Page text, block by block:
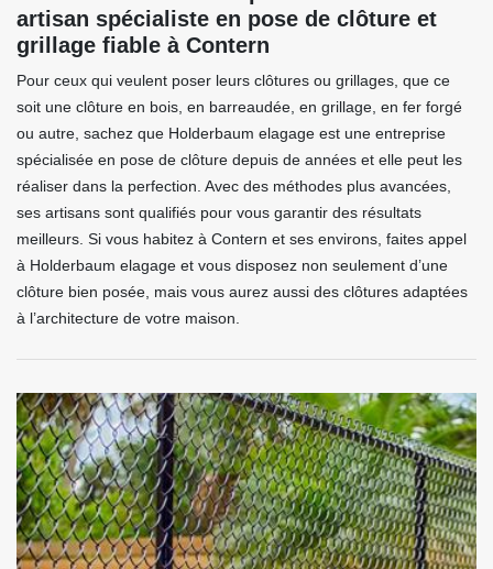
artisan spécialiste en pose de clôture et
grillage fiable à Contern
Pour ceux qui veulent poser leurs clôtures ou grillages, que ce
soit une clôture en bois, en barreaudée, en grillage, en fer forgé
ou autre, sachez que Holderbaum elagage est une entreprise
spécialisée en pose de clôture depuis de années et elle peut les
réaliser dans la perfection. Avec des méthodes plus avancées,
ses artisans sont qualifiés pour vous garantir des résultats
meilleurs. Si vous habitez à Contern et ses environs, faites appel
à Holderbaum elagage et vous disposez non seulement d’une
clôture bien posée, mais vous aurez aussi des clôtures adaptées
à l’architecture de votre maison.